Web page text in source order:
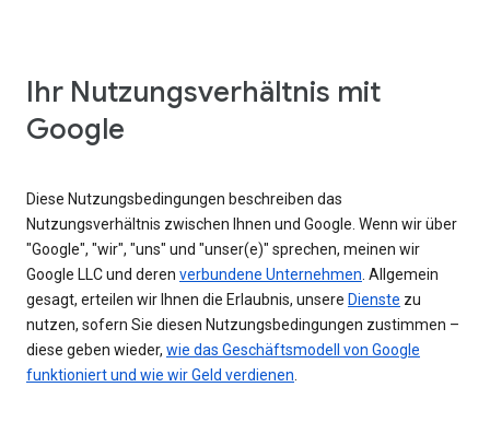
Ihr Nutzungsverhältnis mit
Google
Diese Nutzungsbedingungen beschreiben das
Nutzungsverhältnis zwischen Ihnen und Google. Wenn wir über
"Google", "wir", "uns" und "unser(e)" sprechen, meinen wir
Google LLC und deren verbundene Unternehmen . Allgemein
gesagt, erteilen wir Ihnen die Erlaubnis, unsere Dienste zu
nutzen, sofern Sie diesen Nutzungsbedingungen zustimmen –
diese geben wieder, wie das Geschäftsmodell von Google
funktioniert und wie wir Geld verdienen